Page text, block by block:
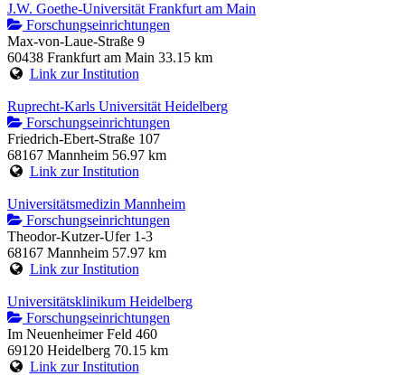
J.W. Goethe-Universität Frankfurt am Main
Forschungseinrichtungen
Max-von-Laue-Straße 9
60438 Frankfurt am Main 33.15 km
Link zur Institution
Ruprecht-Karls Universität Heidelberg
Forschungseinrichtungen
Friedrich-Ebert-Straße 107
68167 Mannheim 56.97 km
Link zur Institution
Universitätsmedizin Mannheim
Forschungseinrichtungen
Theodor-Kutzer-Ufer 1-3
68167 Mannheim 57.97 km
Link zur Institution
Universitätsklinikum Heidelberg
Forschungseinrichtungen
Im Neuenheimer Feld 460
69120 Heidelberg 70.15 km
Link zur Institution